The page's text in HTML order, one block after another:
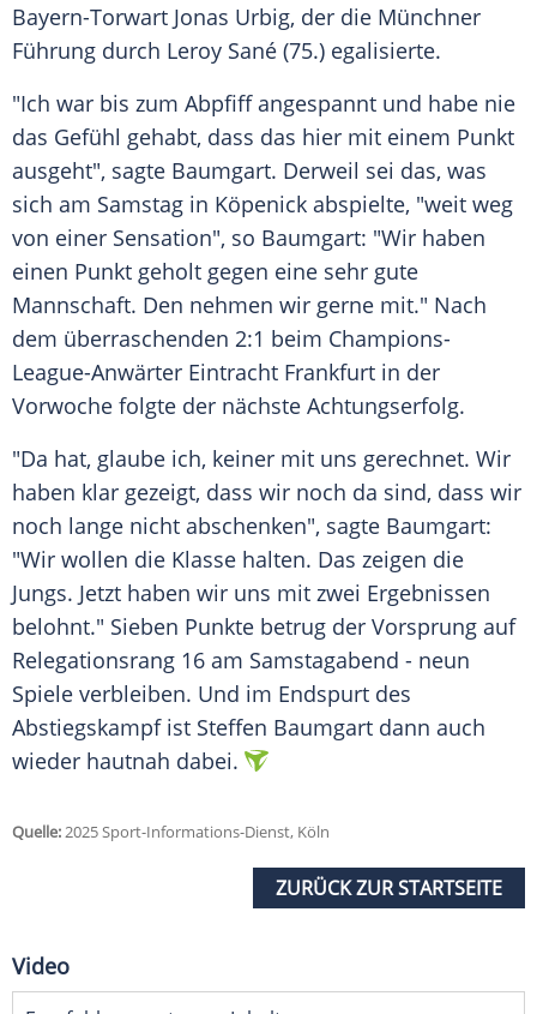
Bayern-Torwart Jonas Urbig, der die Münchner
Führung durch Leroy Sané (75.) egalisierte.
"Ich war bis zum Abpfiff angespannt und habe nie
das Gefühl gehabt, dass das hier mit einem Punkt
ausgeht", sagte Baumgart. Derweil sei das, was
sich am Samstag in Köpenick abspielte, "weit weg
von einer Sensation", so Baumgart: "Wir haben
einen Punkt geholt gegen eine sehr gute
Mannschaft. Den nehmen wir gerne mit." Nach
dem überraschenden 2:1 beim Champions-
League-Anwärter Eintracht Frankfurt in der
Vorwoche folgte der nächste Achtungserfolg.
"Da hat, glaube ich, keiner mit uns gerechnet. Wir
haben klar gezeigt, dass wir noch da sind, dass wir
noch lange nicht abschenken", sagte Baumgart:
"Wir wollen die Klasse halten. Das zeigen die
Jungs. Jetzt haben wir uns mit zwei Ergebnissen
belohnt." Sieben Punkte betrug der Vorsprung auf
Relegationsrang 16 am Samstagabend - neun
Spiele verbleiben. Und im Endspurt des
Abstiegskampfist Steffen Baumgart dann auch
wieder hautnah dabei.
Quelle:2025 Sport-Informations-Dienst, Köln
ZURÜCK ZUR STARTSEITE
Video